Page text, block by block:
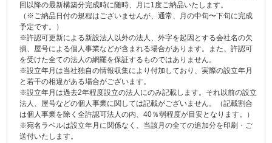
回以降の最新構築分完成時に随時、月に1度ご納品いたします。
（※ご納品日付の規程はございませんが、通常、月の中旬〜下旬に完成
予定です。）
※許認可更新による新設法人以外の法人、外字を起因とする会社名の欠
損、屋号による個人事業などが含まれる場合があります。また、許認可
を受けた全ての法人の網羅を保証するものではありません。
※設立年月は当社独自の情報収集により付加しており、実際の設立年月
と若干の相違がある場合がございます。
※設立年月は過去2年程度設立の法人にのみ記載します。それ以前の設立
法人、屋号などの個人事業に関しては記載がございません。（記載割合
は個人事業を除く全許認可法人の内、40％弱程度が目安となります。）
※宛名ラベルは設立年月に関係なく、当該月の全ての追加分を印刷・ご
送付いたします。